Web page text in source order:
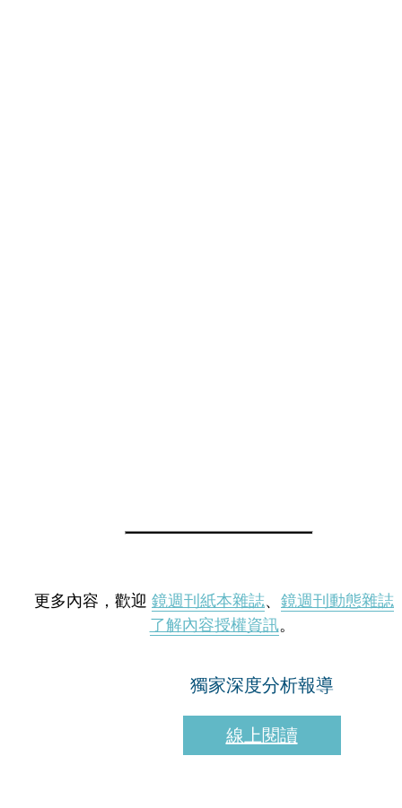
更多內容，歡迎 鏡週刊紙本雜誌、 鏡週刊動態雜誌
了解內容授權資訊。
獨家深度分析報導
線上閱讀